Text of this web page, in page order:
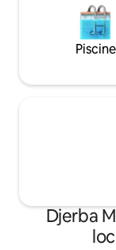
Piscine
Djerba